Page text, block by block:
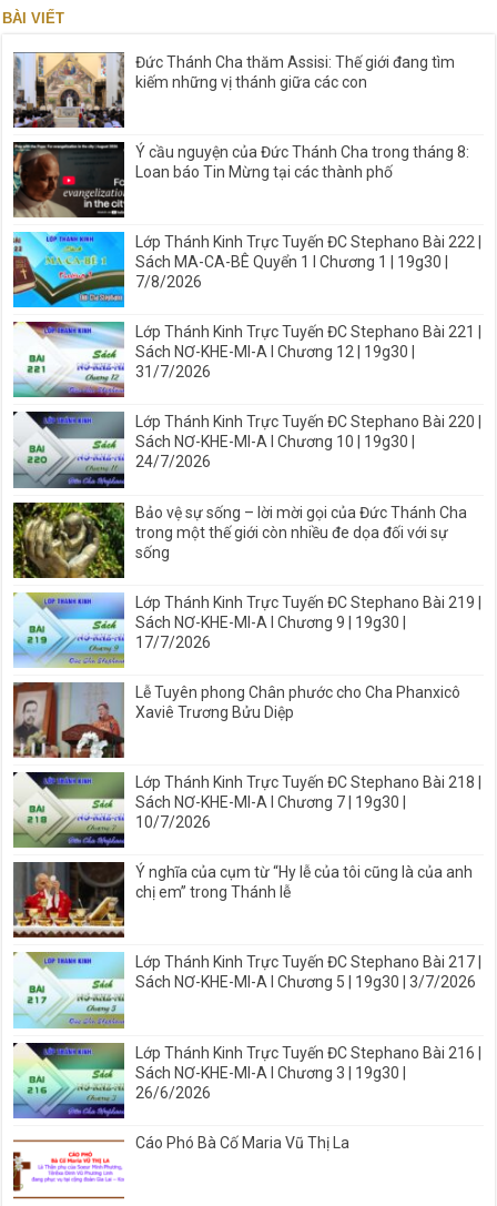
BÀI VIẾT
Đức Thánh Cha thăm Assisi: Thế giới đang tìm
kiếm những vị thánh giữa các con
Ý cầu nguyện của Đức Thánh Cha trong tháng 8:
Loan báo Tin Mừng tại các thành phố
Lớp Thánh Kinh Trực Tuyến ĐC Stephano Bài 222 |
Sách MA-CA-BÊ Quyển 1 I Chương 1 | 19g30 |
7/8/2026
Lớp Thánh Kinh Trực Tuyến ĐC Stephano Bài 221 |
Sách NƠ-KHE-MI-A I Chương 12 | 19g30 |
31/7/2026
Lớp Thánh Kinh Trực Tuyến ĐC Stephano Bài 220 |
Sách NƠ-KHE-MI-A I Chương 10 | 19g30 |
24/7/2026
Bảo vệ sự sống – lời mời gọi của Đức Thánh Cha
trong một thế giới còn nhiều đe dọa đối với sự
sống
Lớp Thánh Kinh Trực Tuyến ĐC Stephano Bài 219 |
Sách NƠ-KHE-MI-A I Chương 9 | 19g30 |
17/7/2026
Lễ Tuyên phong Chân phước cho Cha Phanxicô
Xaviê Trương Bửu Diệp
Lớp Thánh Kinh Trực Tuyến ĐC Stephano Bài 218 |
Sách NƠ-KHE-MI-A I Chương 7 | 19g30 |
10/7/2026
Ý nghĩa của cụm từ “Hy lễ của tôi cũng là của anh
chị em” trong Thánh lễ
Lớp Thánh Kinh Trực Tuyến ĐC Stephano Bài 217 |
Sách NƠ-KHE-MI-A I Chương 5 | 19g30 | 3/7/2026
Lớp Thánh Kinh Trực Tuyến ĐC Stephano Bài 216 |
Sách NƠ-KHE-MI-A I Chương 3 | 19g30 |
26/6/2026
Cáo Phó Bà Cố Maria Vũ Thị La